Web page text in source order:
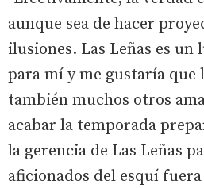
aunque sea de hacer
ilusiones. Las Leñas es un
para mí y me gustaría que
también muchos otros
acabar la temporada
la gerencia de Las Leñas
aficionados del esquí fuera